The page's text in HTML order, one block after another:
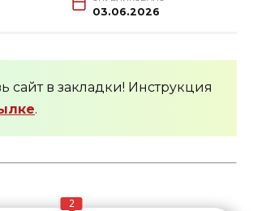
03.06.2026
сайт в закладки! Инструкция
.
2